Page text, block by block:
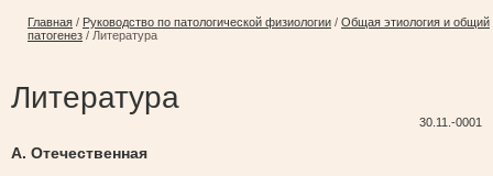
Главная / Руководство по патологической физиологии / Общая этиология и общий
патогенез / Литература
Литература
30.11.-0001
А. Отечественная